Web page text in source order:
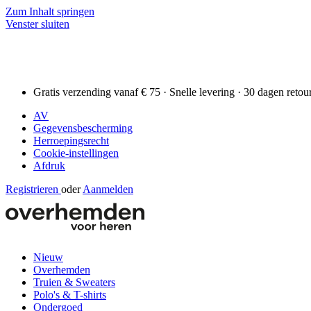
Zum Inhalt springen
Venster sluiten
Gratis verzending vanaf € 75 · Snelle levering · 30 dagen
AV
Gegevensbescherming
Herroepingsrecht
Cookie-instellingen
Afdruk
Registrieren oder Aanmelden
Nieuw
Overhemden
Truien & Sweaters
Polo's & T-shirts
Ondergoed